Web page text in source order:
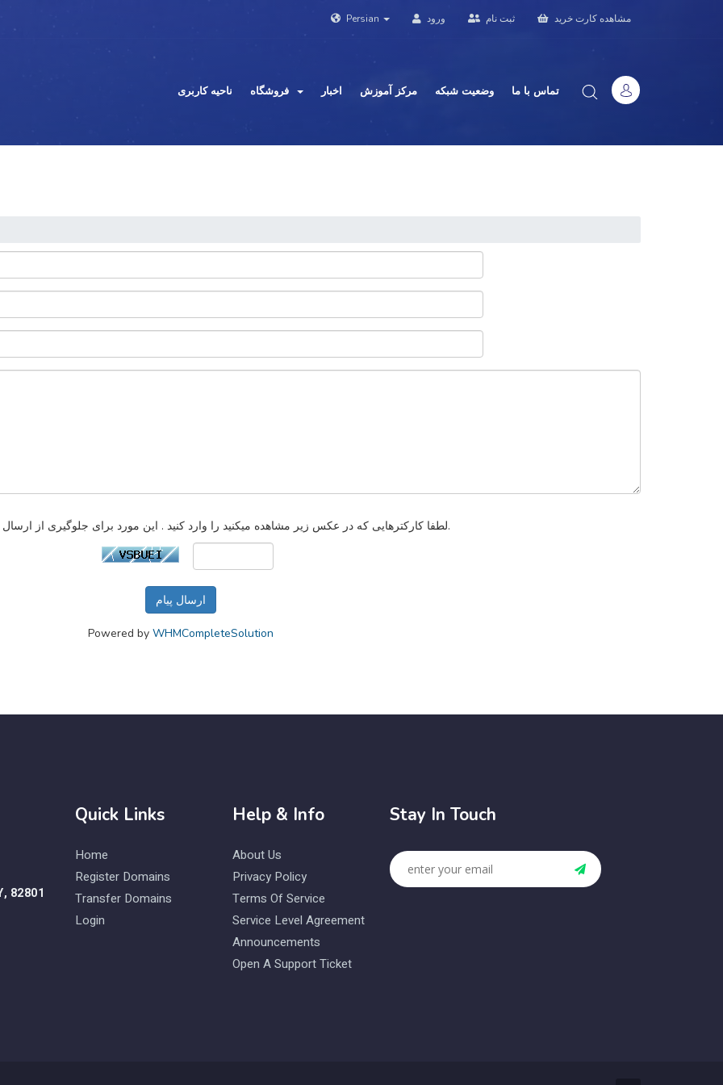
Persian ورود ثبت نام مشاهده کارت خرید
ناحیه کاربری اخبار مرکز آموزش وضعیت شبکه تماس با ما
لطفا کارکترهایی که در عکس زیر مشاهده میکنید را وارد کنید . این مورد برای جلوگیری از ارسال های خودکار میباشد.
ارسال پیام
Powered by WHMCompleteSolution
82801
Quick Links
Home
Register Domains
Transfer Domains
Login
Help & Info
About Us
Privacy Policy
Terms Of Service
Service Level Agreement
Announcements
Open A Support Ticket
Stay In Touch